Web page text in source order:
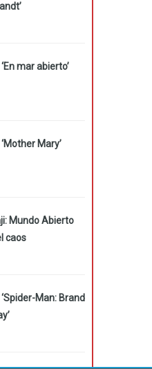
mar abierto’
Mary’
Mundo Abierto
caos
Man: Brand